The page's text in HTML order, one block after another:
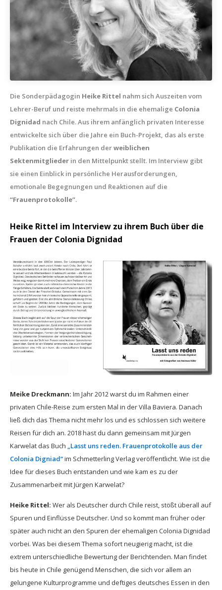
Die Sonderpädagogin Heike Rittel nahm sich Auszeiten vom
Lehrer-Beruf und reiste mehrmals in die ehemalige Colonia
Dignidad nach Chile. Aus ihrem anfänglich privaten Interesse
entwickelte sich über die Jahre ein Buch-Projekt, das als erste
Publikation die Erfahrungen derweiblichen
Sektenmitglieder in den Mittelpunkt stellt. Im Interview gibt
sie einen Einblick in persönliche Herausforderungen,
emotionale Begegnungen und Reaktionen auf die
“Frauenprotokolle”.
Heike Rittel im Interview zu ihrem Buch über die
Frauen der Colonia Dignidad
Meike Dreckmann: Im Jahr 2012 warst du im Rahmen einer
privaten Chile-Reise zum ersten Mal in der Villa Baviera. Danach
ließ dich das Thema nicht mehr los und es schlossen sich weitere
Reisen für dich an. 2018 hast du dann gemeinsam mit Jürgen
Karwelat das Buch „Lasst uns reden. Frauenprotokolle aus der
Colonia Digniad“im Schmetterling Verlag veröffentlicht. Wie ist die
Idee für dieses Buch entstanden und wie kam es zu der
Zusammenarbeit mit Jürgen Karwelat?
Heike Rittel: Wer als Deutscher durch Chile reist, stößt überall auf
Spuren und Einflüsse Deutscher. Und so kommt man früher oder
später auch nicht an den Spuren der ehemaligen Colonia Dignidad
vorbei. Was bei diesem Thema sofort neugierig macht, ist die
extrem unterschiedliche Bewertung der Berichtenden. Man findet
bis heute in Chile genügend Menschen, die sich vor allem an
gelungene Kulturprogramme und deftiges deutsches Essen in den